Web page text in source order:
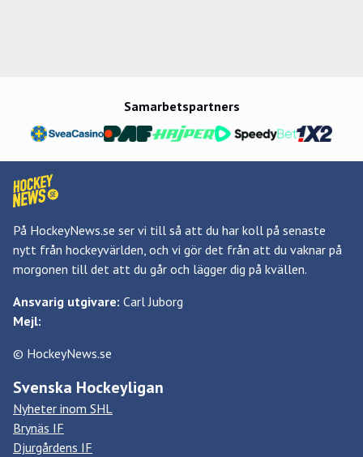
Samarbetspartners
På HockeyNews.se ser vi till så att du har koll på senaste
nytt från hockeyvärlden, och vi gör det från att du vaknar på
morgonen till det att du går och lägger dig på kvällen.
Ansvarig utgivare: Carl Juborg
Mejl:
© HockeyNews.se
Svenska Hockeyligan
Nyheter inom SHL
Brynäs IF
Djurgårdens IF